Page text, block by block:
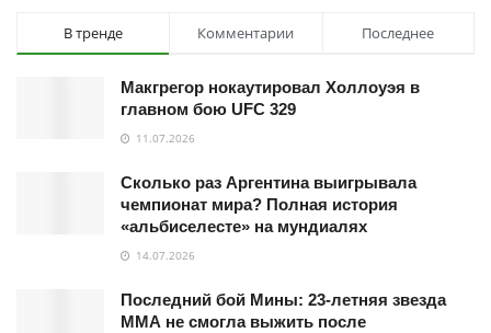
В тренде Комментарии Последнее
Макгрегор нокаутировал Холлоуэя в
главном бою UFC 329
11.07.2026
Сколько раз Аргентина выигрывала
чемпионат мира? Полная история
«альбиселесте» на мундиалях
14.07.2026
Последний бой Мины: 23-летняя звезда
ММА не смогла выжить после